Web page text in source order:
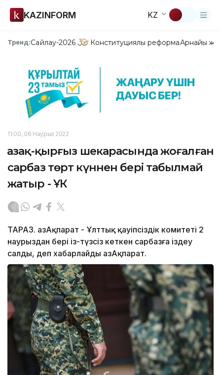
KAZINFORM KZ
Тренд:Сайлау-2026 Конституциялық реформаАрнайы
11:00, 06 Наурыз 2022
Қазақ-қырғыз шекарасында жоғалған
сарбаз төрт күннен бері табылмай
жатыр - ҰҚК
ТАРАЗ. ҚазАқпарат - Ұлттық қауіпсіздік комитеті 2
наурыздан бері із-түзсіз кеткен сарбазға іздеу
салды, деп хабарлайды ҚазАқпарат.